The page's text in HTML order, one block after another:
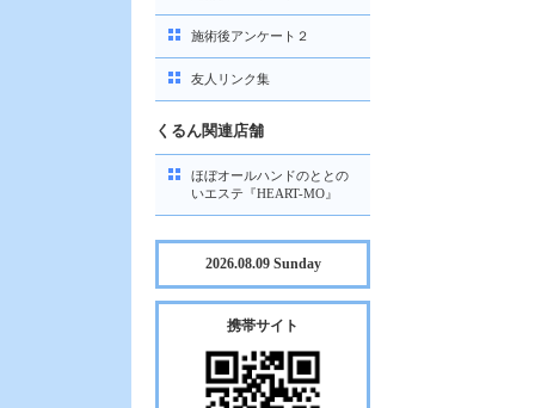
施術後アンケート２
友人リンク集
くるん関連店舗
ほぼオールハンドのととの
いエステ『HEART-MO』
2026.08.09 Sunday
携帯サイト